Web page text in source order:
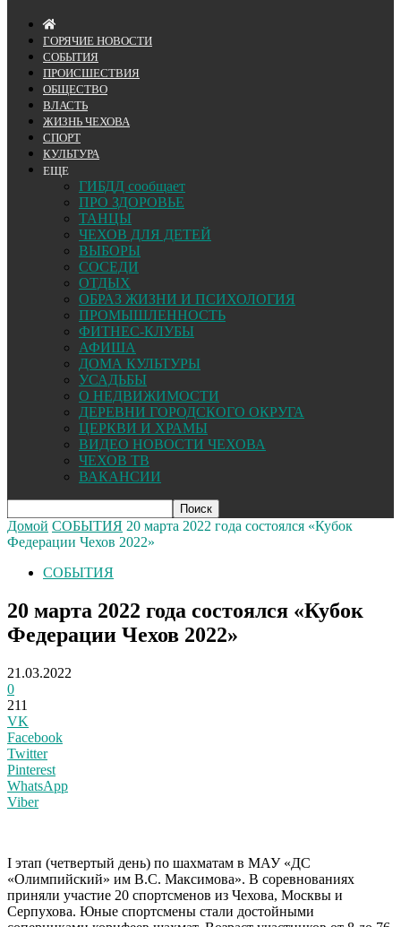
ГОРЯЧИЕ НОВОСТИ
СОБЫТИЯ
ПРОИСШЕСТВИЯ
ОБЩЕСТВО
ВЛАСТЬ
ЖИЗНЬ ЧЕХОВА
СПОРТ
КУЛЬТУРА
ЕЩЕ
ГИБДД сообщает
ПРО ЗДОРОВЬЕ
ТАНЦЫ
ЧЕХОВ ДЛЯ ДЕТЕЙ
ВЫБОРЫ
СОСЕДИ
ОТДЫХ
ОБРАЗ ЖИЗНИ И ПСИХОЛОГИЯ
ПРОМЫШЛЕННОСТЬ
ФИТНЕС-КЛУБЫ
АФИША
ДОМА КУЛЬТУРЫ
УСАДЬБЫ
О НЕДВИЖИМОСТИ
ДЕРЕВНИ ГОРОДСКОГО ОКРУГА
ЦЕРКВИ И ХРАМЫ
ВИДЕО НОВОСТИ ЧЕХОВА
ЧЕХОВ ТВ
ВАКАНСИИ
Домой СОБЫТИЯ 20 марта 2022 года состоялся «Кубок
Федерации Чехов 2022»
СОБЫТИЯ
20 марта 2022 года состоялся «Кубок
Федерации Чехов 2022»
21.03.2022
0
211
VK
Facebook
Twitter
Pinterest
WhatsApp
Viber
I этап (четвертый день) по шахматам в МАУ «ДС
«Олимпийский» им В.С. Максимова». В соревнованиях
приняли участие 20 спортсменов из Чехова, Москвы и
Серпухова. Юные спортсмены стали достойными